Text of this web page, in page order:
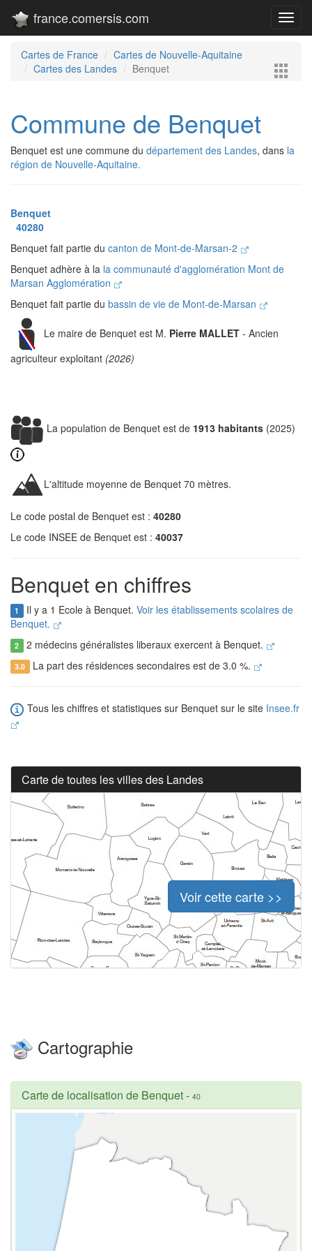
france.comersis.com
Cartes de France
Cartes de Nouvelle-Aquitaine
Cartes des Landes
Benquet
Commune de Benquet
Benquet est une commune du département des Landes, dans la
région de Nouvelle-Aquitaine.
Benquet
40280
Benquet fait partie du canton de Mont-de-Marsan-2
Benquet adhère à la la communauté d'agglomération Mont de
Marsan Agglomération
Benquet fait partie du bassin de vie de Mont-de-Marsan
Le maire de Benquet est M. Pierre MALLET - Ancien
agriculteur exploitant (2026)
La population de Benquet est de 1913 habitants (2025)
L'altitude moyenne de Benquet 70 mètres.
Le code postal de Benquet est : 40280
Le code INSEE de Benquet est : 40037
Benquet en chiffres
1 Il y a 1 Ecole à Benquet. Voir les établissements scolaires de
Benquet.
2 2 médecins généralistes liberaux exercent à Benquet.
3.0 La part des résidences secondaires est de 3.0 %.
Tous les chiffres et statistiques sur Benquet sur le site Insee.fr
Carte de toutes les villes des Landes
Voir cette carte >>
Cartographie
Carte de localisation de Benquet- 40